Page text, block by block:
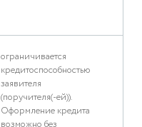
ограничивается
кредитоспособностью
заявителя
(поручителя(-ей)).
Оформление кредита